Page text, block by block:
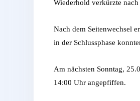
Wiederhold verkürzte
Nach dem Seitenwechsel
in der Schlussphase
Am nächsten Sonntag,
14:00 Uhr angepfiffen.